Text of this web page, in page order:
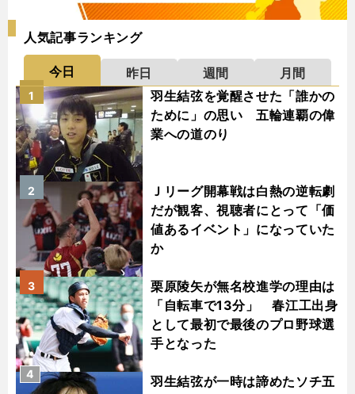
人気記事ランキング
今日 昨日 週間
月間
羽生結弦を覚醒させた「誰かの
ために」の思い 五輪連覇の偉
業への道のり
1
Ｊリーグ開幕戦は白熱の逆転劇
だが観客、視聴者にとって「価
値あるイベント」になっていた
か
2
栗原陵矢が無名校進学の理由は
「自転車で13分」 春江工出身
として最初で最後のプロ野球選
手となった
3
羽生結弦が一時は諦めたソチ五
4